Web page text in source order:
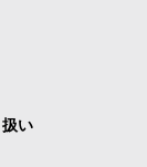
い